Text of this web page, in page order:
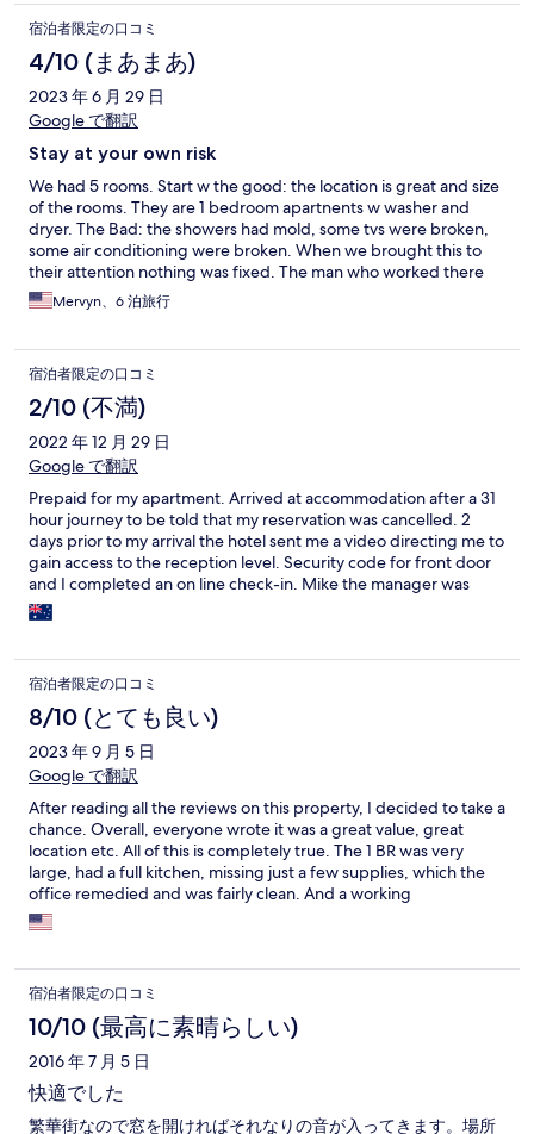
Very limited paid parking. The ONLY good thing about this
place is the location.
宿泊者限定の口コミ
4/10 (まあまあ)
2023 年 6 月 29 日
Google で翻訳
Stay at your own risk
We had 5 rooms. Start w the good: the location is great and size
of the rooms. They are 1 bedroom apartnents w washer and
dryer. The Bad: the showers had mold, some tvs were broken,
some air conditioning were broken. When we brought this to
their attention nothing was fixed. The man who worked there
and was in charge was condescending, dismissive and an
outright liar. Basically its all luck. You might get a good room. But
be ignored and there will be no recourse. Stay there at your
own risk. And dont let the guy at desk fool you. Hes very nice
when checking in but rude and dismissive after that.
Mervyn、6 泊旅行
宿泊者限定の口コミ
2/10 (不満)
2022 年 12 月 29 日
Google で翻訳
Prepaid for my apartment. Arrived at accommodation after a 31
hour journey to be told that my reservation was cancelled. 2
days prior to my arrival the hotel sent me a video directing me to
gain access to the reception level. Security code for front door
and I completed an on line check-in. Mike the manager was
useless and if no help. We were sent to a sister hotel, carried
suitcases through the streets of Jerusalem in the cold and rain.
Angelina and Danielle made every effort to find us a room for
the remainder of our trip me in Jerusalem. We ended up staying
at the Stay Inn hotel. Which has compact yet comfortable
rooms. A better alternative than having to find our own hotel as
a last minute option. Hotel Management needs to review their
senior staff’s behaviour, as Mike was unprofessional and not at
all helpful. I will be requesting a partial refund via Expedia on my
return from holidays.
宿泊者限定の口コミ
8/10 (とても良い)
2023 年 9 月 5 日
Google で翻訳
After reading all the reviews on this property, I decided to take a
chance. Overall, everyone wrote it was a great value, great
location etc. All of this is completely true. The 1 BR was very
large, had a full kitchen, missing just a few supplies, which the
office remedied and was fairly clean. And a working
Washer/Dryer. So, all reviews were accurate. The office staff -
Mike especially was very amenable in person and did everything
loud, there are noise all hours. So, there needs to be a balance
between what you pay and what you can deal with to be happy
with it. We dealt with it, but would stay there again ONLY if I had
a room towards the alley, a room without a balcony - not on a
street side which is on the rail, would be quieter. So, its a 7/8 out
of 10 due to the noise factor only. Ear plugs helped, but nothing
could eliminate the ringing of a train horn, the people gathered
宿泊者限定の口コミ
10/10 (最高に素晴らしい)
2016 年 7 月 5 日
快適でした
繁華街なので窓を開ければそれなりの音が入ってきます。場所